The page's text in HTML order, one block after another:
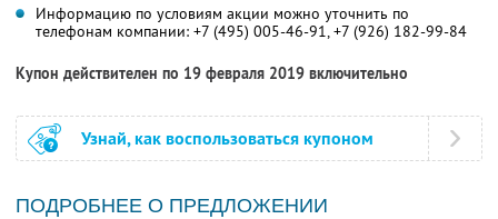
Информацию по условиям акции можно уточнить по
телефонам компании: +7 (495) 005-46-91,+7 (926) 182-99-84
Купон действителен по 19 февраля 2019 включительно
Узнай, как воспользоваться купоном
ПОДРОБНЕЕ О ПРЕДЛОЖЕНИИ